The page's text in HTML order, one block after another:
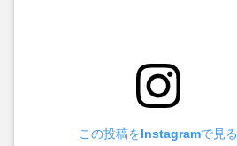
この投稿をInstagramで見る